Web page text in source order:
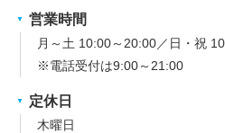
営業時間
月～土 10:00～20:00／日・祝
※電話受付は9:00～21:00
定休日
木曜日